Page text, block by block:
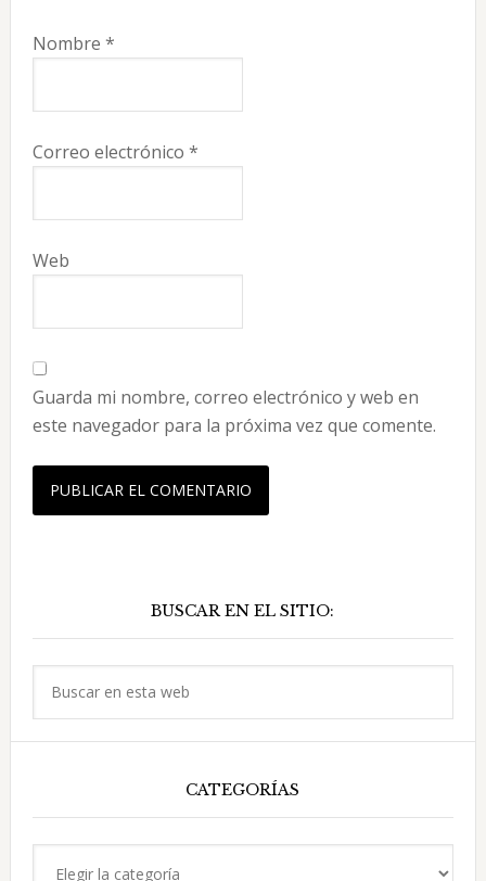
Nombre *
Correo electrónico *
Web
Guarda mi nombre, correo electrónico y web en
este navegador para la próxima vez que comente.
principal
BUSCAR EN EL SITIO:
CATEGORÍAS